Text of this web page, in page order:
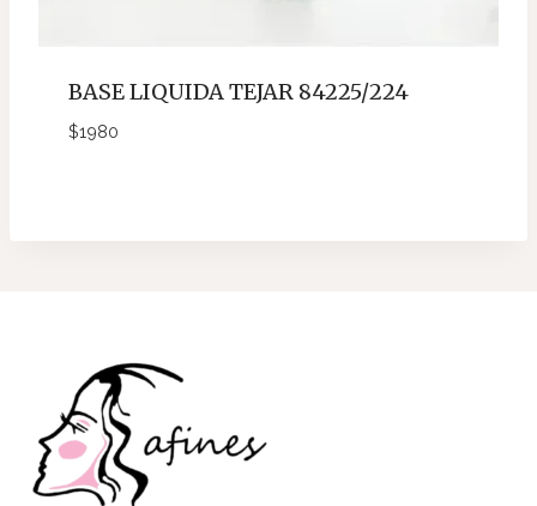
BASE LIQUIDA TEJAR 84225/224
$1980